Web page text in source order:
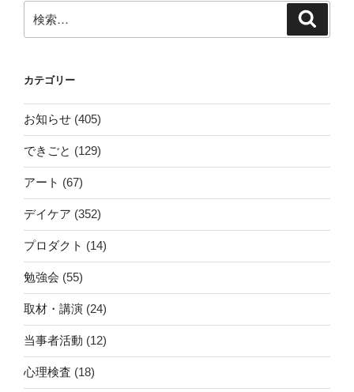
索:
カテゴリー
お知らせ (405)
できごと (129)
アート (67)
デイケア (352)
プロダクト (14)
勉強会 (55)
取材・講演 (24)
当事者活動 (12)
心理検査 (18)